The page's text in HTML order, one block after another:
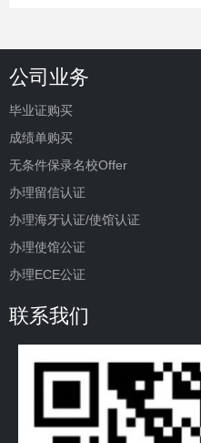
公司业务
毕业证购买
成绩单购买
无条件保录名校Offer
办理留信认证
办理海牙认证/使馆认证
办理使馆公证
办理ECE公证
联系我们